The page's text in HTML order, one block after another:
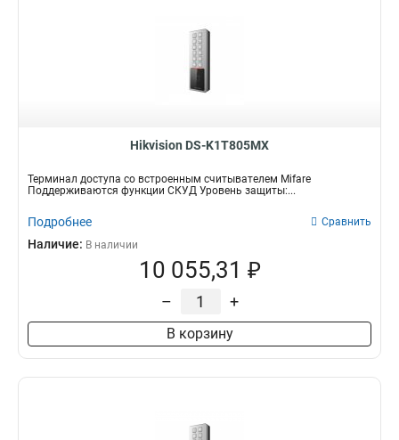
Hikvision DS-K1T805MX
Терминал доступа со встроенным считывателем Mifare
Поддерживаются функции СКУД Уровень защиты:...
Подробнее Сравнить
Наличие: В наличии
10 055,31 ₽
– +
В корзину